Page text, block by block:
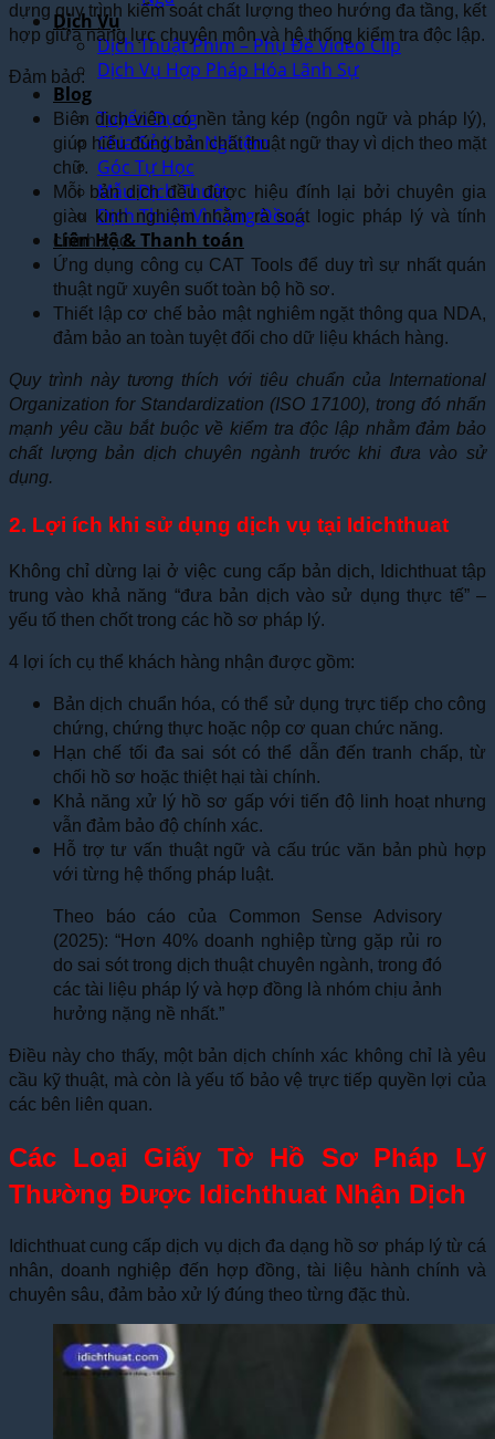
Dịch Vụ
Dịch Thuật Phim – Phụ Đề Video Clip
Dịch Vụ Hợp Pháp Hóa Lãnh Sự
Blog
Tuyển Dụng
Chia Sẻ Kinh Nghiệm
Góc Tự Học
Mẫu Dịch Thuật
Dịch Thuật Vì Cộng Đồng
Liên Hệ & Thanh toán
dựng quy trình kiểm soát chất lượng theo hướng đa tầng, kết
hợp giữa năng lực chuyên môn và hệ thống kiểm tra độc lập.
Đảm bảo:
Biên dịch viên có nền tảng kép (ngôn ngữ và pháp lý),
giúp hiểu đúng bản chất thuật ngữ thay vì dịch theo mặt
chữ.
Mỗi bản dịch đều được hiệu đính lại bởi chuyên gia
giàu kinh nghiệm nhằm rà soát logic pháp lý và tính
chính xác.
Ứng dụng công cụ CAT Tools để duy trì sự nhất quán
thuật ngữ xuyên suốt toàn bộ hồ sơ.
Thiết lập cơ chế bảo mật nghiêm ngặt thông qua NDA,
đảm bảo an toàn tuyệt đối cho dữ liệu khách hàng.
Quy trình này tương thích với tiêu chuẩn của International
Organization for Standardization (ISO 17100), trong đó nhấn
mạnh yêu cầu bắt buộc về kiểm tra độc lập nhằm đảm bảo
chất lượng bản dịch chuyên ngành trước khi đưa vào sử
dụng.
2. Lợi ích khi sử dụng dịch vụ tại Idichthuat
Không chỉ dừng lại ở việc cung cấp bản dịch, Idichthuat tập
trung vào khả năng “đưa bản dịch vào sử dụng thực tế” –
yếu tố then chốt trong các hồ sơ pháp lý.
4 lợi ích cụ thể khách hàng nhận được gồm:
Bản dịch chuẩn hóa, có thể sử dụng trực tiếp cho công
chứng, chứng thực hoặc nộp cơ quan chức năng.
Hạn chế tối đa sai sót có thể dẫn đến tranh chấp, từ
chối hồ sơ hoặc thiệt hại tài chính.
Khả năng xử lý hồ sơ gấp với tiến độ linh hoạt nhưng
vẫn đảm bảo độ chính xác.
Hỗ trợ tư vấn thuật ngữ và cấu trúc văn bản phù hợp
với từng hệ thống pháp luật.
Theo báo cáo của Common Sense Advisory
(2025): “Hơn 40% doanh nghiệp từng gặp rủi ro
do sai sót trong dịch thuật chuyên ngành, trong đó
các tài liệu pháp lý và hợp đồng là nhóm chịu ảnh
hưởng nặng nề nhất.”
Điều này cho thấy, một bản dịch chính xác không chỉ là yêu
cầu kỹ thuật, mà còn là yếu tố bảo vệ trực tiếp quyền lợi của
các bên liên quan.
Các Loại Giấy Tờ Hồ Sơ Pháp Lý
Thường Được Idichthuat Nhận Dịch
Idichthuat cung cấp dịch vụ dịch đa dạng hồ sơ pháp lý từ cá
nhân, doanh nghiệp đến hợp đồng, tài liệu hành chính và
chuyên sâu, đảm bảo xử lý đúng theo từng đặc thù.